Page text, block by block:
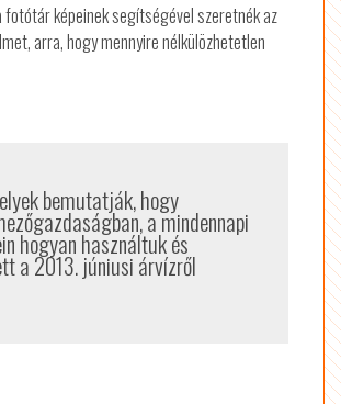
fotótár képeinek segítségével szeretnék az
arra, hogy mennyire nélkülözhetetlen
bemutatják, hogy
a mindennapi
hogyan használtuk és
a 2013. júniusi árvízről